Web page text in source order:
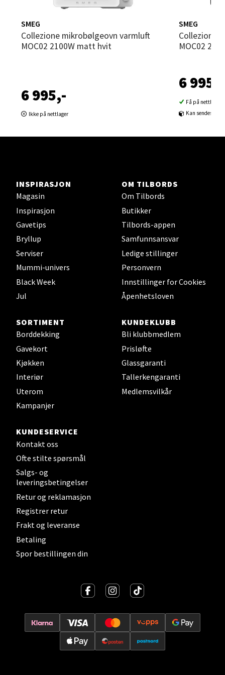
SMEG
Collezione mikrobølgeovn varmluft
MOC02 2100W matt hvit
6 995,-
Ikke på nettlager
SMEG
Collezione mikrobølgeovn varmluft
MOC02
6 995,-
Få på nettlager
Kan sendes til
INSPIRASJON
Magasin
Inspirasjon
Gavetips
Bryllup
Serviser
Mummi-univers
Black Week
Jul
OM TILBORDS
Om Tilbords
Butikker
Tilbords-appen
Samfunnsansvar
Ledige stillinger
Personvern
Innstillinger for Cookies
Åpenhetsloven
SORTIMENT
Borddekking
Gavekort
Kjøkken
Interiør
Uterom
Kampanjer
KUNDEKLUBB
Bli klubbmedlem
Prisløfte
Glassgaranti
Tallerkengaranti
Medlemsvilkår
KUNDESERVICE
Kontakt oss
Ofte stilte spørsmål
Salgs- og
leveringsbetingelser
Retur og reklamasjon
Registrer retur
Frakt og leveranse
Betaling
Spor bestillingen din
Brodtkorbsgate 7, 1338 Sandvika
Åpent i dag 10-21
0 i butikk
Trondheim - Sirkus Shopping
Falkenborgveien 5, 7044 Trondheim
0 i butikk
Ski - Thon Senter Ski
Åpent i dag 10-21
0 i butikk
Sortland - Sortland Storsenter
Strangata 26, 8400 Sortland
Åpent i dag 10-19
Steinkjer - Thon Senter Steinkjer